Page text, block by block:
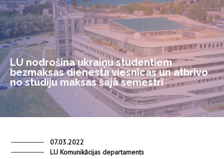
LU nodrošina ukraiņu studentiem
bezmaksas dienesta viesnīcas un atbrīvo
no studiju maksas šajā semestrī
07.03.2022
LU Komunikācijas departaments